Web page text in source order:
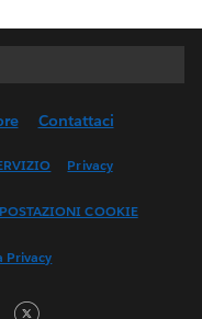
Contattaci
Privacy
COOKIE
Privacy